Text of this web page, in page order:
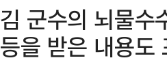
김 군수의 뇌물수
등을 받은 내용도